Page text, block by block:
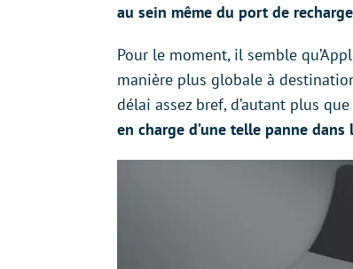
au sein même du port de
Pour le moment, il semble
manière plus globale à
délai assez bref, d’autant plus que
en charge d’une telle panne dans